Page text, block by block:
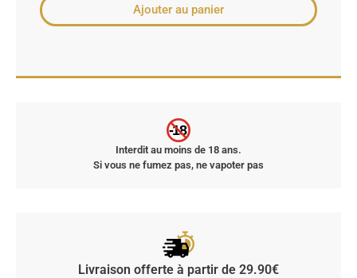
Ajouter au panier
-18
Interdit au moins de 18 ans.
Si vous ne fumez pas, ne vapoter pas
Livraison offerte à partir de 29.90€